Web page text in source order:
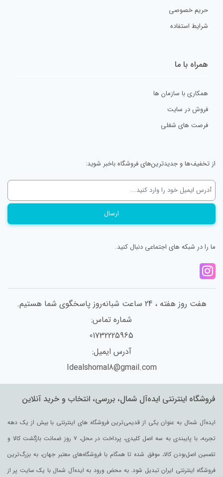
حریم خصوصی
شرایط استفاده
همراه با ما
همکاری با سازمان ها
فروش در سایت
فرصت های شغلی
از تخفیف‌ها و جدیدترین‌های فروشگاه باخبر شوید:
ما را در شبکه های اجتماعی دنبال کنید.
هفت روز هفته ، 24 ساعت شبانه‌روز پاسخگوی شما هستیم.
شماره تماس:
01732225965
آدرس ایمیل:
Idealshomal8@gmail.com
فروشگاه اینترنتی ایده‌آل شمال، بررسی، انتخاب و خرید آنلاین
ایده‌آل شمال به عنوان یکی از قدیمی‌ترین فروشگاه های اینترنتی با بیش از یک دهه
تجربه، با پایبندی به سه اصل کلیدی، پرداخت در محل، ۷ روز ضمانت بازگشت کالا و
تضمین اصل‌بودن کالا، موفق شده تا همگام با فروشگاه‌های معتبر جهان، به بزرگ‌ترین
فروشگاه اینترنتی ایران تبدیل شود. به محض ورود به ایده‌آل شمال با یک سایت پر از